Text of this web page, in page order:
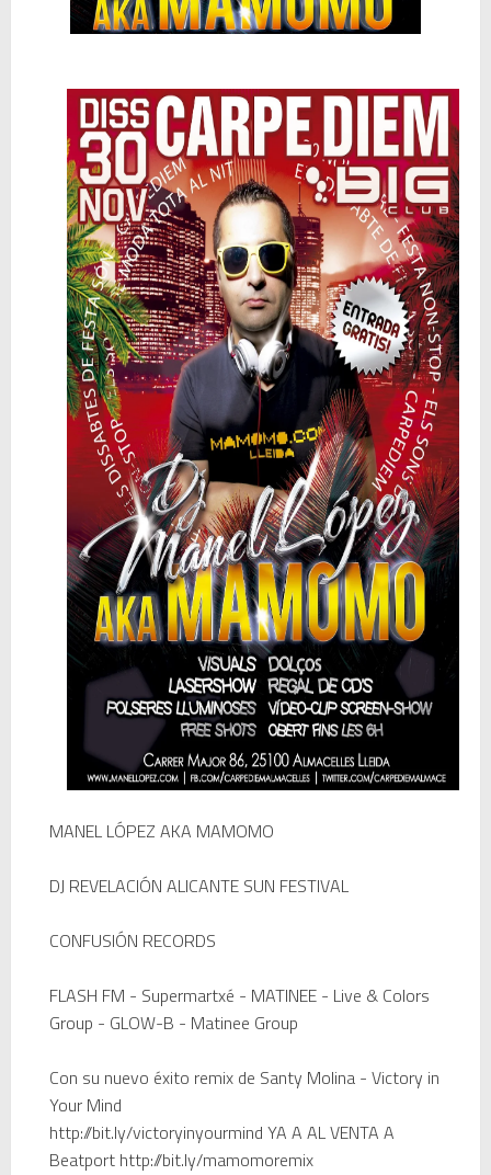
 Descubriendo Blender: el futuro de la animación y el diseño 3D... ¡gratis!
Magix Vegas Pro 23 está en camino: ¡confirmado por una fuente muy fiable!
Temporada 2024-2025 de Deejays de Lleida en Lleida TV: Música, recuerdos y comunidad DJ
Mi tercer año poniendo ritmo en la Trobada Empresarial al Pirineu 🎧✨
Una noche mágica en el Celler de Raimat
Recordando New Order - Be a Rebel el regreso elegante de una leyenda
Modern Talking: ¿Debe volver el dúo más famoso del eurodisco? La polémica que divide a millones de fans
MANEL LÓPEZ AKA MAMOMO
DJ REVELACIÓN ALICANTE SUN FESTIVAL
CONFUSIÓN RECORDS
FLASH FM - Supermartxé - MATINEE - Live & Colors
Group - GLOW-B - Matinee Group
Con su nuevo éxito remix de Santy Molina - Victory in
Your Mind
http://bit.ly/victoryinyourmind YA A ALVENTA A
Beatport http://bit.ly/mamomoremix